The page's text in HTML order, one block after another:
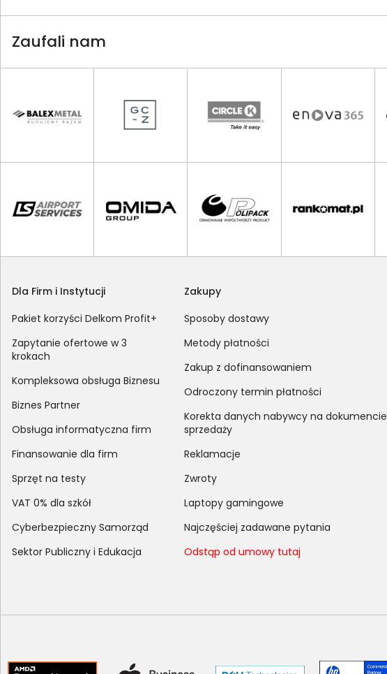
Zaufali nam
Dla Firm i Instytucji
Pakiet korzyści Delkom Profit+
Zapytanie ofertowe w 3
krokach
Kompleksowa obsługa Biznesu
Biznes Partner
Obsługa informatyczna firm
Finansowanie dla firm
Sprzęt na testy
VAT 0% dla szkół
Cyberbezpieczny Samorząd
Sektor Publiczny i Edukacja
Zakupy
Sposoby dostawy
Metody płatności
Zakup z dofinansowaniem
Odroczony termin płatności
Korekta danych nabywcy na dokumencie
sprzedaży
Reklamacje
Zwroty
Laptopy gamingowe
Najczęściej zadawane pytania
Odstąp od umowy tutaj